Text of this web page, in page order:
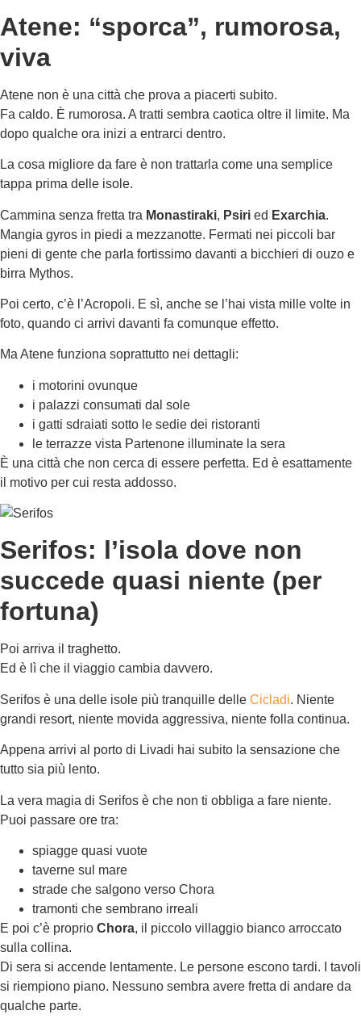
Atene: “sporca”, rumorosa,
viva
Atene non è una città che prova a piacerti subito.
Fa caldo. È rumorosa. A tratti sembra caotica oltre il limite. Ma
dopo qualche ora inizi a entrarci dentro.
La cosa migliore da fare è non trattarla come una semplice
tappa prima delle isole.
Cammina senza fretta tra Monastiraki, Psiri ed Exarchia.
Mangia gyros in piedi a mezzanotte. Fermati nei piccoli bar
pieni di gente che parla fortissimo davanti a bicchieri di ouzo e
birra Mythos.
Poi certo, c’è l’Acropoli. E sì, anche se l’hai vista mille volte in
foto, quando ci arrivi davanti fa comunque effetto.
Ma Atene funziona soprattutto nei dettagli:
i motorini ovunque
i palazzi consumati dal sole
i gatti sdraiati sotto le sedie dei ristoranti
le terrazze vista Partenone illuminate la sera
È una città che non cerca di essere perfetta. Ed è esattamente
il motivo per cui resta addosso.
Serifos: l’isola dove non
succede quasi niente (per
fortuna)
Poi arriva il traghetto.
Ed è lì che il viaggio cambia davvero.
Serifos è una delle isole più tranquille delle Cicladi. Niente
grandi resort, niente movida aggressiva, niente folla continua.
Appena arrivi al porto di Livadi hai subito la sensazione che
tutto sia più lento.
La vera magia di Serifos è che non ti obbliga a fare niente.
Puoi passare ore tra:
spiagge quasi vuote
taverne sul mare
strade che salgono verso Chora
tramonti che sembrano irreali
E poi c’è proprio Chora, il piccolo villaggio bianco arroccato
sulla collina.
Di sera si accende lentamente. Le persone escono tardi. I tavoli
si riempiono piano. Nessuno sembra avere fretta di andare da
qualche parte.